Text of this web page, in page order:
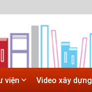
viện Video xây dựng
học Kiến trúc Hà Nội